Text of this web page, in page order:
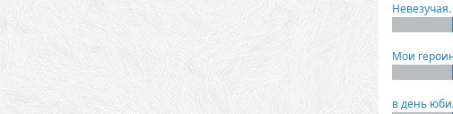
Невезучая.
Мои